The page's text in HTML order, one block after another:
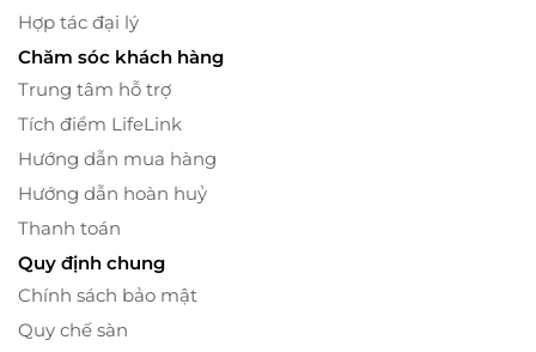
Hợp tác đại lý
Chăm sóc khách hàng
Trung tâm hỗ trợ
Tích điểm LifeLink
Hướng dẫn mua hàng
Hướng dẫn hoàn huỷ
Thanh toán
Quy định chung
Chính sách bảo mật
Quy chế sàn